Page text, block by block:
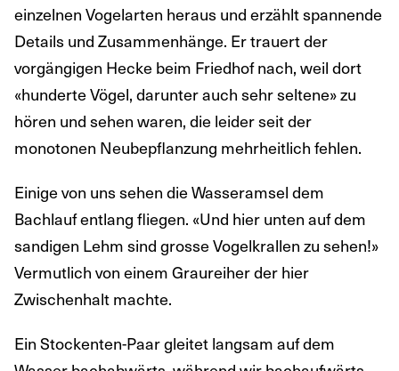
einzelnen Vogelarten heraus und erzählt spannende
Details und Zusammenhänge. Er trauert der
vorgängigen Hecke beim Friedhof nach, weil dort
«hunderte Vögel, darunter auch sehr seltene» zu
hören und sehen waren, die leider seit der
monotonen Neubepflanzung mehrheitlich fehlen.
Einige von uns sehen die Wasseramsel dem
Bachlauf entlang fliegen. «Und hier unten auf dem
sandigen Lehm sind grosse Vogelkrallen zu sehen!»
Vermutlich von einem Graureiher der hier
Zwischenhalt machte.
Ein Stockenten-Paar gleitet langsam auf dem